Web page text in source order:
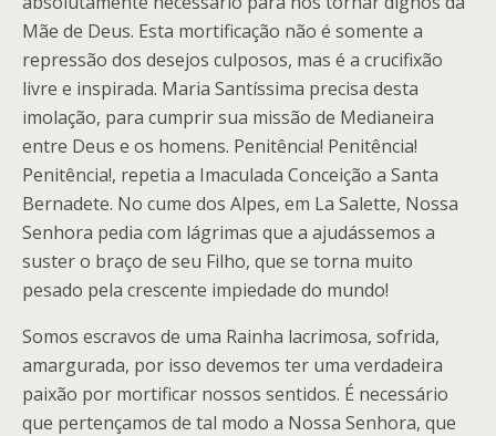
Mãe de Deus. Esta mortificação não é somente a
repressão dos desejos culposos, mas é a crucifixão
livre e inspirada. Maria Santíssima precisa desta
imolação, para cumprir sua missão de Medianeira
entre Deus e os homens. Penitência! Penitência!
Penitência!, repetia a Imaculada Conceição a Santa
Bernadete. No cume dos Alpes, em La Salette, Nossa
Senhora pedia com lágrimas que a ajudássemos a
suster o braço de seu Filho, que se torna muito
pesado pela crescente impiedade do mundo!
Somos escravos de uma Rainha lacrimosa, sofrida,
amargurada, por isso devemos ter uma verdadeira
paixão por mortificar nossos sentidos. É necessário
que pertençamos de tal modo a Nossa Senhora, que